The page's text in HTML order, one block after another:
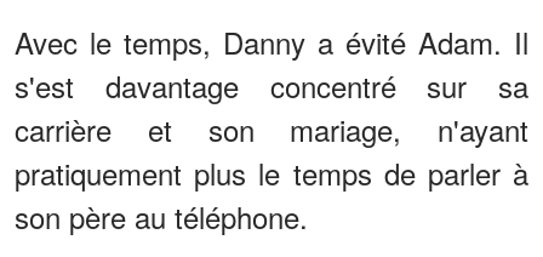
Avec le temps, Danny a évité Adam. Il
s'est davantage concentré sur sa
carrière et son mariage, n'ayant
pratiquement plus le temps de parler à
son père au téléphone.